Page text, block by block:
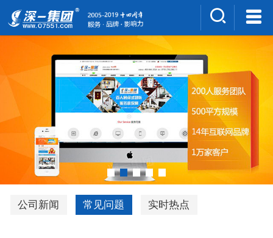
集团介绍
人才招聘
案例展示
新闻中心
深一风采
联系我们
深优通系统V3.0
公司新闻 常见问题 实时热点